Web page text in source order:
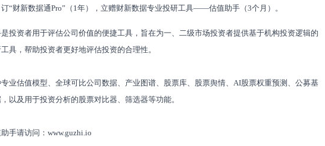
“财新数据通Pro”（1年），立赠财新数据专业投研工具——估值助手（3个月）。
投资者用于评估公司价值的便捷工具，旨在为一、二级市场投资者提供基于机构投资逻辑的
具，帮助投资者更好地评估投资的合理性。
业估值模型、全球可比公司数据、产业图谱、股票库、股票舆情、AI股票权重预测、公募基
以及用于投资分析的股票对比器、筛选器等功能。
手请访问： www.guzhi.io